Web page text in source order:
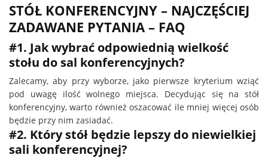
STÓŁ KONFERENCYJNY – NAJCZĘŚCIEJ
ZADAWANE PYTANIA – FAQ
#1. Jak wybrać odpowiednią wielkość
stołu do sal konferencyjnych?
Zalecamy, aby przy wyborze, jako pierwsze kryterium wziąć
pod uwagę ilość wolnego miejsca. Decydując się na stół
konferencyjny, warto również oszacować ile mniej więcej osób
będzie przy nim zasiadać.
#2. Który stół będzie lepszy do niewielkiej
sali konferencyjnej?